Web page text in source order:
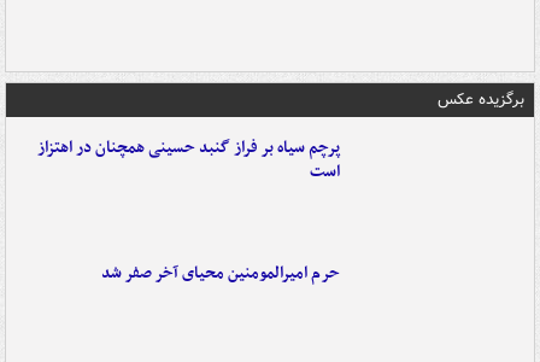
برگزیده عکس
پرچم سیاه بر فراز گنبد حسینی همچنان در اهتزاز
است
حرم امیرالمومنین محیای آخر صفر شد